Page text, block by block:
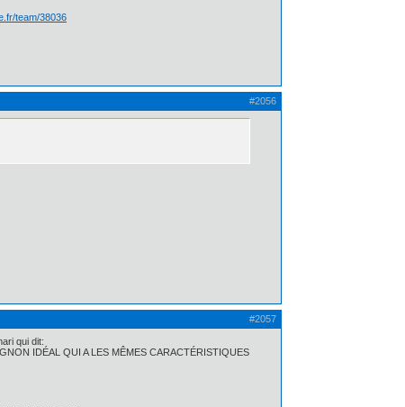
team/38036
#2056
#2057
qui dit:
IDÉAL QUI A LES MÊMES CARACTÉRISTIQUES